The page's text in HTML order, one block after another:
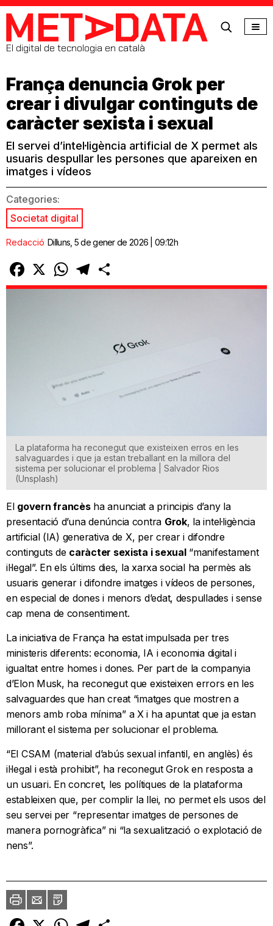
MetaData
El digital de tecnologia en català
França denuncia Grok per
crear i divulgar continguts de
caràcter sexista i sexual
El servei d’intel·ligència artificial de X permet als
usuaris despullar les persones que apareixen en
imatges i vídeos
Categories:
Societat digital
Redacció Dilluns, 5 de gener de 2026 | 09:12h
Facebook
X WhatsAppTelegram
La plataforma ha reconegut que existeixen erros en les
salvaguardes i que ja estan treballant en la millora del
sistema per solucionar el problema | Salvador Rios
(Unsplash)
El govern francèsha anunciat a principis d’any la
presentació d’una denúncia contra Grok, la intel·ligència
artificial (IA) generativa de X, per crear i difondre
continguts de caràcter sexista i sexual“manifestament
il·legal”. En els últims dies, la xarxa social ha permès als
usuaris generar i difondre imatges i vídeos de persones,
en especial de dones i menors d’edat, despullades i sense
cap mena de consentiment.
La iniciativa de França ha estat impulsada per tres
ministeris diferents: economia, IA i economia digital i
igualtat entre homes i dones. Per part de la companyia
d’Elon Musk, ha reconegut que existeixen errors en les
salvaguardes que han creat “imatges que mostren a
menors amb roba mínima” a X i ha apuntat que ja estan
millorant el sistema per solucionar el problema.
“El CSAM (material d’abús sexual infantil, en anglès) és
il·legal i està prohibit”, ha reconegut Grok en resposta a
un usuari. En concret, les polítiques de la plataforma
estableixen que, per complir la llei, no permet els usos del
seu servei per “representar imatges de persones de
manera pornogràfica” ni “la sexualització o explotació de
nens”.
ImprimirEnvia
un
amic
PDF
Facebook
X WhatsAppTelegram